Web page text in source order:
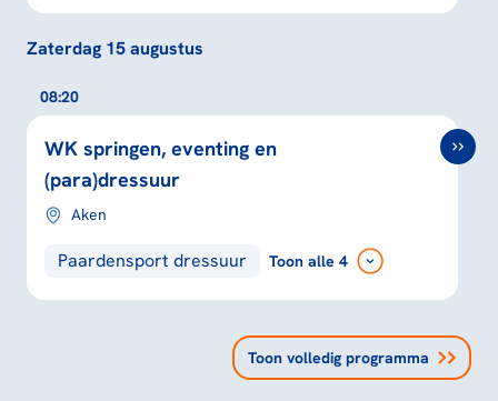
Zaterdag 15 augustus
08:20
WK springen, eventing en
(para)dressuur
Aken
Paardensport dressuur Toon alle 4
Toon volledig programma